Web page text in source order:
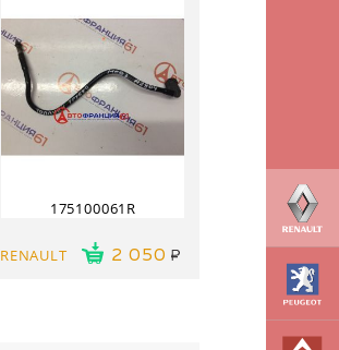
175100061R
RENAULT 2 050